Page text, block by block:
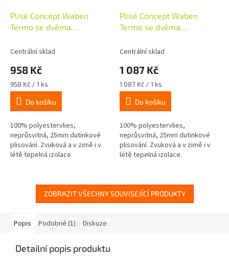
Plisé Concept Waben
Termo se dvěma
50x130cm, bílá
Centrální sklad
958 Kč
Měrná
cena:
958 Kč / 1 ks
Do košíku
100% polyestervlies,
neprůsvitná, 25mm dutinkové
plisování. Zvuková a v zimě i v
létě tepelná izolace.
hliníkovým profilům,...
Plisé Concept Waben
Termo se dvěma
60x130cm, bílá
Centrální sklad
1 087 Kč
Měrná
cena:
1 087 Kč / 1 ks
Do košíku
100% polyestervlies,
neprůsvitná, 25mm dutinkové
plisování. Zvuková a v zimě i v
létě tepelná izolace.
hliníkovým profilům,...
ZOBRAZIT VŠECHNY SOUVISEJÍCÍ PRODUKTY
Popis Podobné (1) Diskuze
Detailní popis produktu